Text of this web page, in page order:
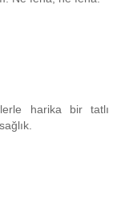
harika bir tatlı